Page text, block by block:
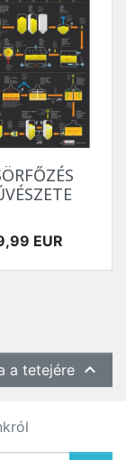
EUR
a tetejére 